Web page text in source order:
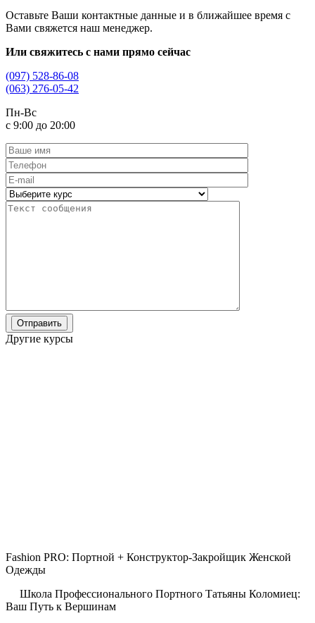
Оставьте Ваши контактные данные и в ближайшее время с
Вами свяжется наш менеджер.
Или свяжитесь с нами прямо сейчас
(097) 528-86-08
(063) 276-05-42
Пн-Вс
с 9:00 до 20:00
Другие курсы
Fashion PRO: Портной + Конструктор-Закройщик Женской
Одежды
Школа Профессионального Портного Татьяны Коломиец:
Ваш Путь к Вершинам